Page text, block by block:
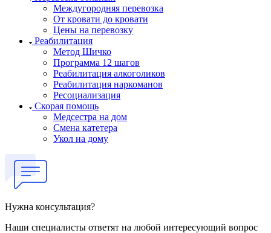
Междугородняя перевозка
От кровати до кровати
Цены на перевозку
Реабилитация
Метод Шичко
Программа 12 шагов
Реабилитация алкоголиков
Реабилитация наркоманов
Ресоциализация
Скорая помощь
Медсестра на дом
Смена катетера
Укол на дому
Нужна консультация?
Наши специалисты ответят на любой интересующий вопрос